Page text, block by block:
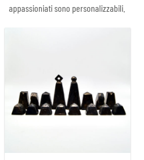
appassioniati sono personalizzabili.